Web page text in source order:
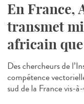
En France,
transmet
africain
Des chercheurs de
compétence
sud de la France vis-